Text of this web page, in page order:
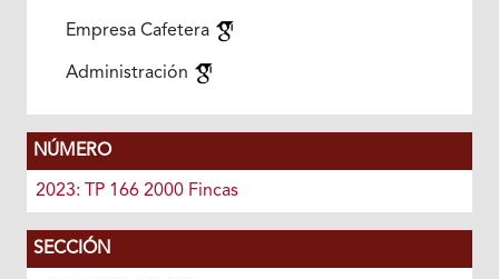
Empresa Cafetera
Administración
NÚMERO
2023: TP 166 2000 Fincas
SECCIÓN